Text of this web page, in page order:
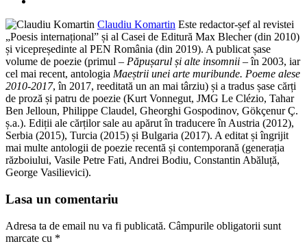
Claudiu Komartin Este redactor-șef al revistei
„Poesis internațional” și al Casei de Editură Max Blecher (din 2010)
și vicepreședinte al PEN România (din 2019). A publicat șase
volume de poezie (primul – Păpușarul și alte insomnii – în 2003, iar
cel mai recent, antologia Maeștrii unei arte muribunde. Poeme alese
2010-2017, în 2017, reeditată un an mai târziu) și a tradus șase cărți
de proză și patru de poezie (Kurt Vonnegut, JMG Le Clézio, Tahar
Ben Jelloun, Philippe Claudel, Gheorghi Gospodinov, Gökçenur Ç.
ș.a.). Ediții ale cărților sale au apărut în traducere în Austria (2012),
Serbia (2015), Turcia (2015) și Bulgaria (2017). A editat și îngrijit
mai multe antologii de poezie recentă și contemporană (generația
războiului, Vasile Petre Fati, Andrei Bodiu, Constantin Abăluță,
George Vasilievici).
Lasa un comentariu
Adresa ta de email nu va fi publicată. Câmpurile obligatorii sunt
marcate cu *